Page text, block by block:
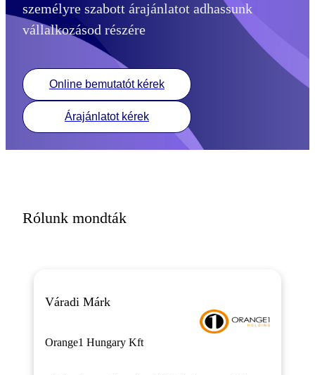
személyre szabott árajánlatot adhassunk
vállalkozásod részére
Online bemutatót kérek
Árajánlatot kérek
Rólunk mondták
Váradi Márk
Orange1 Hungary Kft